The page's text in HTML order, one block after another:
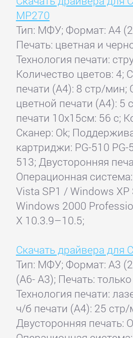
MP270
Тип: МФУ; Формат: A4
Печать: цветная и
Технология печати:
Количество цветов: 4;
печати (А4): 8 стр/мин;
цветной печати (А4): 5
печати 10x15см: 56 с;
Сканер: Ok;
картриджи: PG-510 PG-
513; Двусторонняя
Операционная
Vista SP1 / Windows XP
Windows 2000
X 10.3.9–10.5;
Скачать драйвера для
Тип: МФУ; Формат: A3
(A6- A3); Печать:
Технология печати:
ч/б печати (А4): 25
Двусторонняя печать: